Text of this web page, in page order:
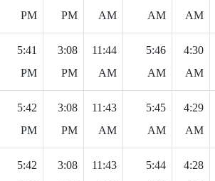
AM
AM
AM
PM
PM
4:30
AM
5:46
AM
11:44
AM
3:08
PM
5:41
PM
4:29
AM
5:45
AM
11:43
AM
3:08
PM
5:42
PM
4:28
5:44
11:43
3:08
5:42